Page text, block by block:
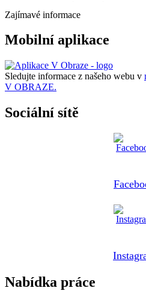
Zajímavé informace
Mobilní aplikace
Sledujte informace z našeho webu v
V OBRAZE.
Sociální sítě
Nabídka práce